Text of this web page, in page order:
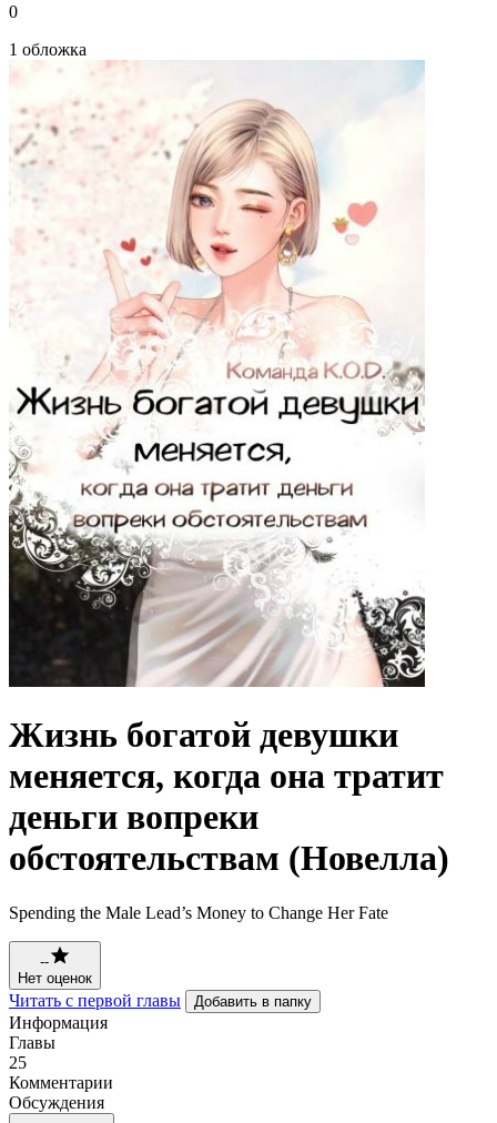
0
1 обложка
Жизнь богатой девушки
меняется, когда она тратит
деньги вопреки
обстоятельствам (Новелла)
Spending the Male Lead’s Money to Change Her Fate
--
Нет оценок
Читать с первой главы Добавить в папку
Информация
Главы
25
Комментарии
Обсуждения